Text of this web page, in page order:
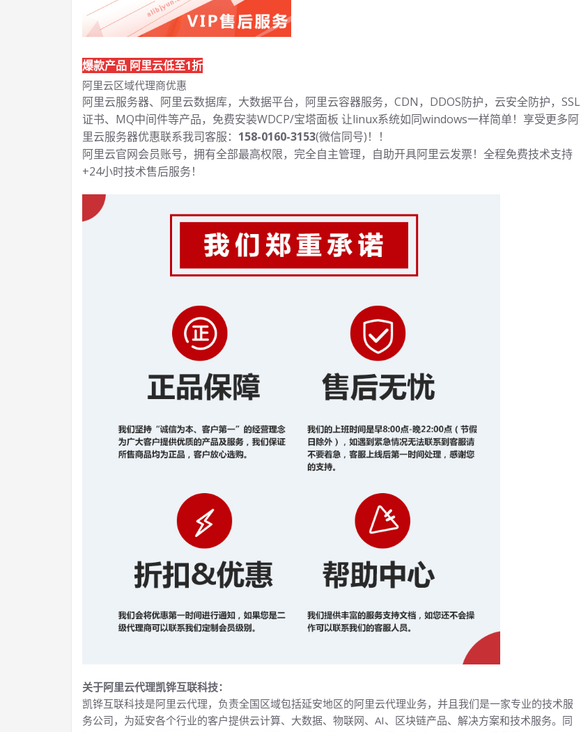
爆款产品 阿里云低至1折
阿里云区域代理商优惠
阿里云服务器、阿里云数据库，大数据平台，阿里云容器服务，CDN，DDOS防护，云安全防护，SSL
证书、MQ中间件等产品，免费安装WDCP/宝塔面板 让linux系统如同windows一样简单！享受更多阿
里云服务器优惠联系我司客服： 158-0160-3153(微信同号)！！
阿里云官网会员账号，拥有全部最高权限，完全自主管理，自助开具阿里云发票！全程免费技术支持
+24小时技术售后服务！
关于阿里云代理凯铧互联科技：
凯铧互联科技是阿里云代理，负责全国区域包括延安地区的阿里云代理业务，并且我们是一家专业的技术服
务公司，为延安各个行业的客户提供云计算、大数据、物联网、AI、区块链产品、解决方案和技术服务。同